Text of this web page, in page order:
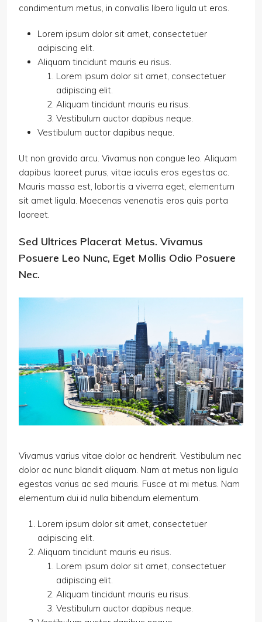
condimentum metus, in convallis libero ligula ut eros.
Lorem ipsum dolor sit amet, consectetuer
adipiscing elit.
Aliquam tincidunt mauris eu risus.
Lorem ipsum dolor sit amet, consectetuer
adipiscing elit.
Aliquam tincidunt mauris eu risus.
Vestibulum auctor dapibus neque.
Vestibulum auctor dapibus neque.
Ut non gravida arcu. Vivamus non congue leo. Aliquam
dapibus laoreet purus, vitae iaculis eros egestas ac.
Mauris massa est, lobortis a viverra eget, elementum
sit amet ligula. Maecenas venenatis eros quis porta
laoreet.
Sed Ultrices Placerat Metus. Vivamus
Posuere Leo Nunc, Eget Mollis Odio Posuere
Nec.
Vivamus varius vitae dolor ac hendrerit. Vestibulum nec
dolor ac nunc blandit aliquam. Nam at metus non ligula
egestas varius ac sed mauris. Fusce at mi metus. Nam
elementum dui id nulla bibendum elementum.
Lorem ipsum dolor sit amet, consectetuer
adipiscing elit.
Aliquam tincidunt mauris eu risus.
Lorem ipsum dolor sit amet, consectetuer
adipiscing elit.
Aliquam tincidunt mauris eu risus.
Vestibulum auctor dapibus neque.